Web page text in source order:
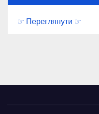
☞ Переглянути ☞